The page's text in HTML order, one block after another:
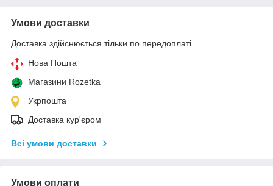
Умови доставки
Доставка здійснюється тільки по передоплаті.
Нова Пошта
Магазини Rozetka
Укрпошта
Доставка кур'єром
Всі умови доставки
Умови оплати